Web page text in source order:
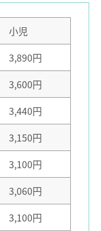
小児
3,890円
3,600円
3,440円
3,150円
3,100円
3,060円
3,100円